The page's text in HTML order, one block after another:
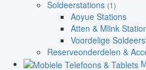
Soldeerstations (1)
Aoyue Stations
Atten & Mlink
Voordelige
Reserveonderdelen &